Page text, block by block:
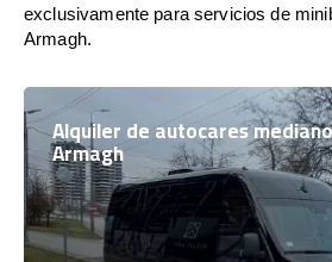
exclusivamente para servicios de
Armagh.
Alquiler de autocares
Armagh